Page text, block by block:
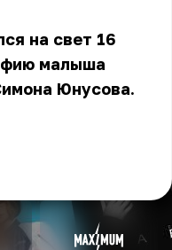
на свет 16
малыша
Юнусова.